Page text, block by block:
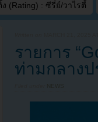
ง (Rating) : ซีรี่ย์/วาไรตี้
รายการ
ท่ามกลาง
NEWS